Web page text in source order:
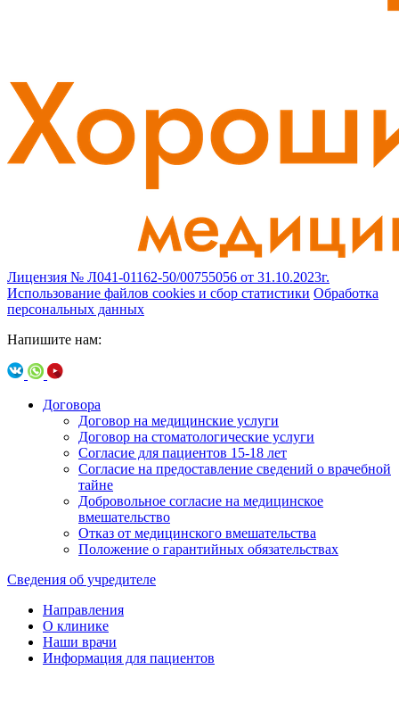
Лицензия № Л041-01162-50/00755056 от 31.10.2023г.
Использование файлов cookies и сбор статистики Обработка
персональных данных
Напишите нам:
Договора
Договор на медицинские услуги
Договор на стоматологические услуги
Согласие для пациентов 15-18 лет
Согласие на предоставление сведений о врачебной
тайне
Добровольное согласие на медицинское
вмешательство
Отказ от медицинского вмешательства
Положение о гарантийных обязательствах
Сведения об учредителе
Направления
О клинике
Наши врачи
Информация для пациентов